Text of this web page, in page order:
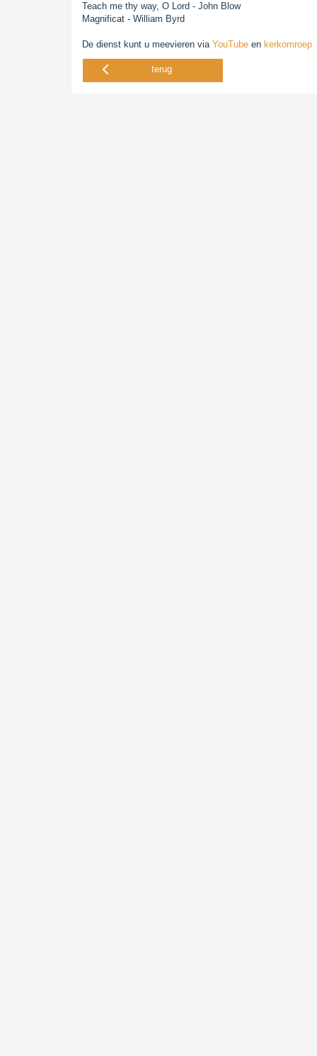
Teach me thy way, O Lord - John Blow
Magnificat - William Byrd
De dienst kunt u meevieren via YouTube en kerkomroep
terug